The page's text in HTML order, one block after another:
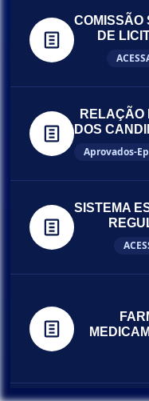
COMISSÃO
DE
RELAÇÃO
DOS
Aprovados-
SISTEMA